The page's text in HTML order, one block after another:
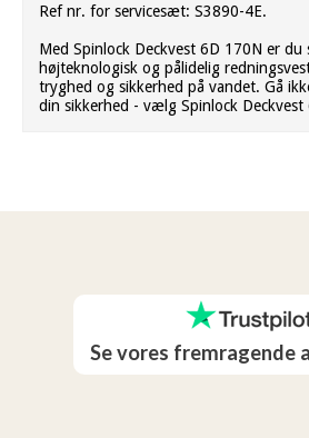
Ref nr. for servicesæt: S3890-4E.
Med Spinlock Deckvest 6D 170N er du
højteknologisk og pålidelig
tryghed og sikkerhed på vandet. Gå
din sikkerhed - vælg Spinlock Deckvest
Se vores fremragende